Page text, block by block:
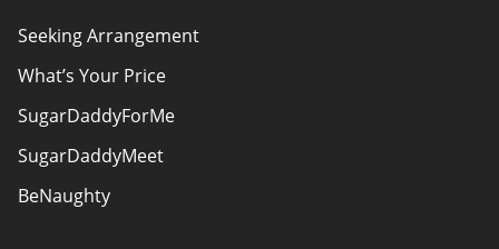
Seeking Arrangement
What’s Your Price
SugarDaddyForMe
SugarDaddyMeet
BeNaughty